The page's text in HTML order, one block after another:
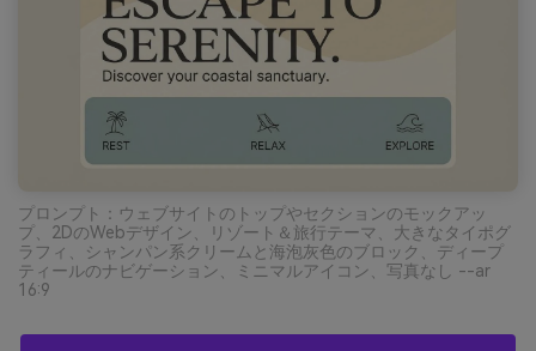
プロンプト：ウェブサイトのトップやセクションのモックアッ
プ、2DのWebデザイン、リゾート＆旅行テーマ、大きなタイポグ
ラフィ、シャンパン系クリームと海泡灰色のブロック、ディープ
ティールのナビゲーション、ミニマルアイコン、写真なし --ar
16:9